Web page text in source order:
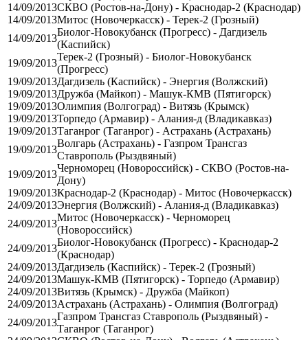
14/09/2013СКВО (Ростов-на-Дону) - Краснодар-2 (Краснодар)
14/09/2013Митос (Новочеркасск) - Терек-2 (Грозный)
14/09/2013
Биолог-Новокубанск (Прогресс) - Дагдизель
(Каспийск)
19/09/2013
Терек-2 (Грозный) - Биолог-Новокубанск
(Прогресс)
19/09/2013Дагдизель (Каспийск) - Энергия (Волжский)
19/09/2013Дружба (Майкоп) - Машук-КМВ (Пятигорск)
19/09/2013Олимпия (Волгоград) - Витязь (Крымск)
19/09/2013Торпедо (Армавир) - Алания-д (Владикавказ)
19/09/2013Таганрог (Таганрог) - Астрахань (Астрахань)
19/09/2013
Волгарь (Астрахань) - Газпром Трансгаз
Ставрополь (Рыздвяный)
19/09/2013
Черноморец (Новороссийск) - СКВО (Ростов-на-
Дону)
19/09/2013Краснодар-2 (Краснодар) - Митос (Новочеркасск)
24/09/2013Энергия (Волжский) - Алания-д (Владикавказ)
24/09/2013
Митос (Новочеркасск) - Черноморец
(Новороссийск)
24/09/2013
Биолог-Новокубанск (Прогресс) - Краснодар-2
(Краснодар)
24/09/2013Дагдизель (Каспийск) - Терек-2 (Грозный)
24/09/2013Машук-КМВ (Пятигорск) - Торпедо (Армавир)
24/09/2013Витязь (Крымск) - Дружба (Майкоп)
24/09/2013Астрахань (Астрахань) - Олимпия (Волгоград)
24/09/2013
Газпром Трансгаз Ставрополь (Рыздвяный) -
Таганрог (Таганрог)